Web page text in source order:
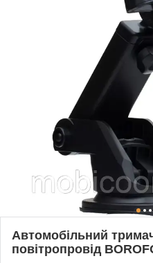
Автомобільний
повітропровід